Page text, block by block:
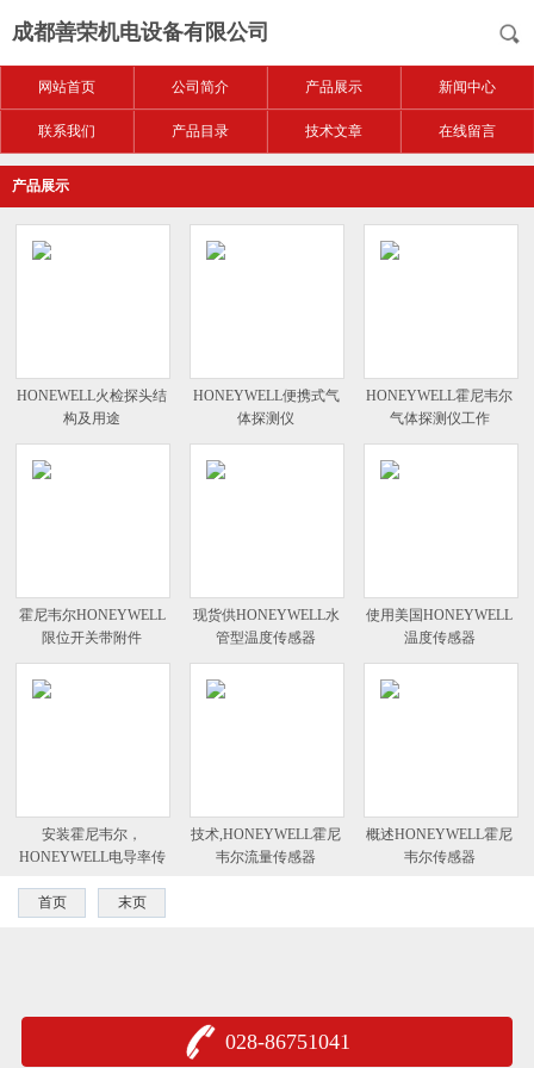
成都善荣机电设备有限公司
网站首页 公司简介 产品展示 新闻中心
联系我们 产品目录 技术文章 在线留言
产品展示
HONEWELL火检探头结
构及用途
HONEYWELL便携式气
体探测仪
HONEYWELL霍尼韦尔
气体探测仪工作
霍尼韦尔HONEYWELL
限位开关带附件
现货供HONEYWELL水
管型温度传感器
使用美国HONEYWELL
温度传感器
安装霍尼韦尔，
HONEYWELL电导率传
技术,HONEYWELL霍尼
韦尔流量传感器
概述HONEYWELL霍尼
韦尔传感器
首页 末页
028-86751041